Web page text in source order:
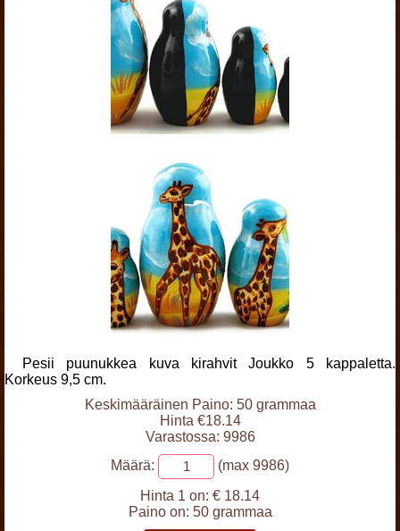
Pesii puunukkea kuva kirahvit Joukko 5 kappaletta.
Korkeus 9,5 cm.
Keskimääräinen Paino: 50 grammaa
Hinta €18.14
Varastossa: 9986
Määrä:
(max 9986)
Hinta 1 on: € 18.14
Paino on: 50 grammaa